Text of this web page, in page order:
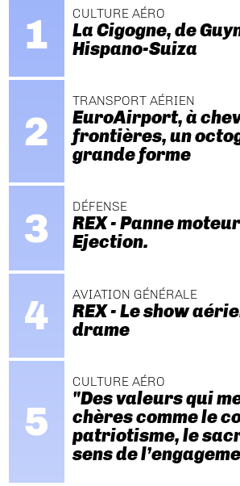
CULTURE AÉRO
La Cigogne, de
Hispano-Suiza
TRANSPORT AÉRIEN
EuroAirport, à
frontières, un
grande forme
DÉFENSE
REX - Panne
Ejection.
AVIATION GÉNÉRALE
REX - Le show
drame
CULTURE AÉRO
"Des valeurs qui
chères comme le
patriotisme, le
sens de